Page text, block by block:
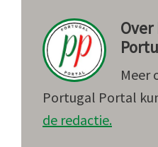
Over
Meer
Portugal Portal
de redactie.